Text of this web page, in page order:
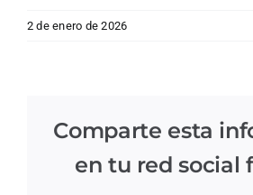
2 de enero de 2026
Comparte esta
en tu red social